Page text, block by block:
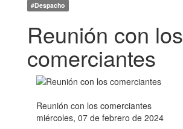
#Despacho
Reunión con los
comerciantes
Reunión con los comerciantes
miércoles, 07 de febrero de 2024